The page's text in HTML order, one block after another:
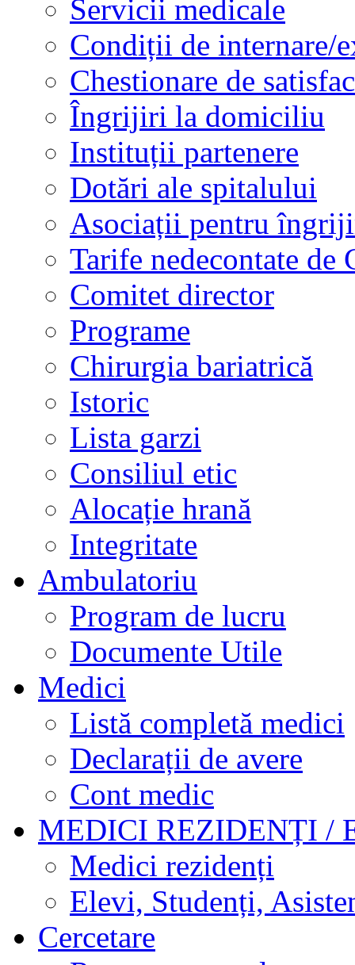
Servicii medicale
Condiții de internare/
Chestionare de
Îngrijiri la domiciliu
Instituții partenere
Dotări ale spitalului
Asociații pentru
Tarife nedecontate de
Comitet director
Programe
Chirurgia bariatrică
Istoric
Lista garzi
Consiliul etic
Alocație hrană
Integritate
Ambulatoriu
Program de lucru
Documente Utile
Medici
Listă completă medici
Declarații de avere
Cont medic
MEDICI REZIDENȚI /
Medici rezidenți
Elevi, Studenți,
Cercetare